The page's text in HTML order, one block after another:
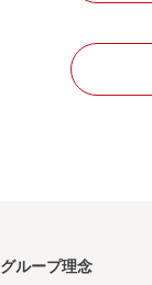
グループ理念